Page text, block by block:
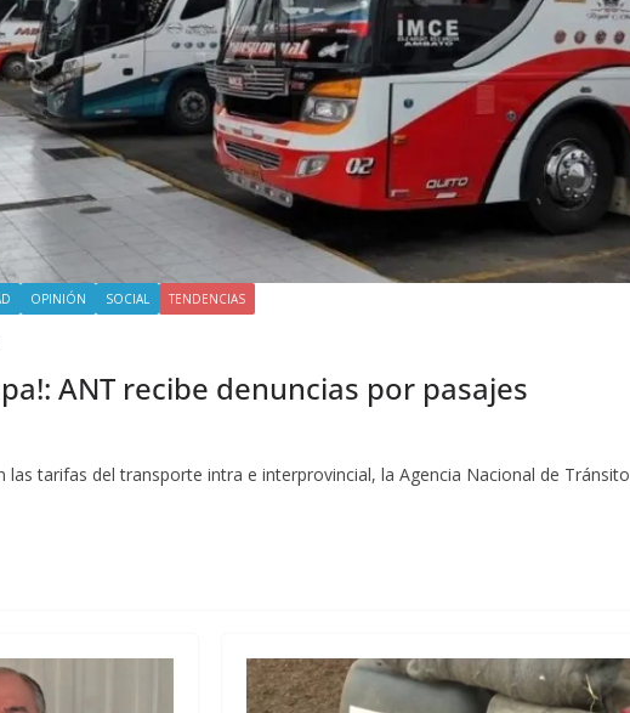
OPINIÓN SOCIAL TENDENCIAS
ANT recibe denuncias por pasajes
las tarifas del transporte intra e interprovincial, la Agencia Nacional de Tránsito